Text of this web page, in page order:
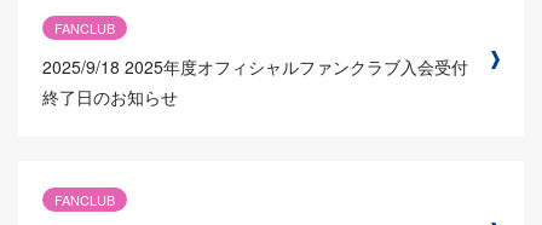
FANCLUB
2025/9/18 2025年度オフィシャルファンクラブ入会受付
終了日のお知らせ
FANCLUB